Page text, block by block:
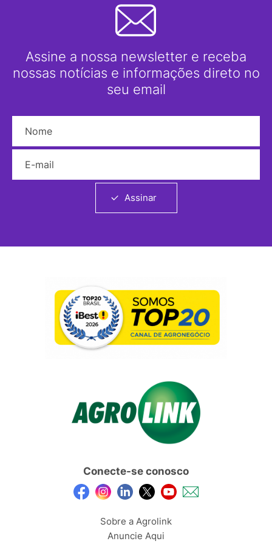
Assine a nossa newsletter e receba
nossas notícias e informações direto no
seu email
Assinar
Conecte-se conosco
Sobre a Agrolink
Anuncie Aqui